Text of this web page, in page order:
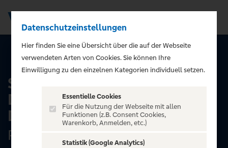
ALLE TERMINE
Strange Kind Of Women -
Die einzigen weiblichen
Deep Purple Classics
Rosenhof Osnabrück, Osnabrück
Datenschutzeinstellungen
Hier finden Sie eine Übersicht über die auf der Webseite
verwendeten Arten von Cookies. Sie können Ihre
Einwilligung zu den einzelnen Kategorien individuell setzen.
Essentielle Cookies
Für die Nutzung der Webseite mit allen
Funktionen (z.B. Consent Cookies,
Warenkorb, Anmelden, etc.)
Statistik (Google Analytics)